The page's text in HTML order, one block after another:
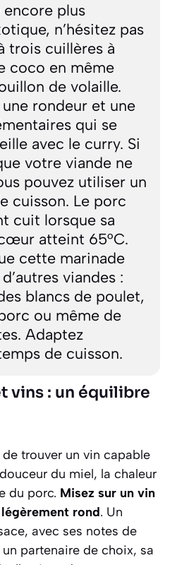
encore plus
n’hésitez pas
trois cuillères à
coco en même
de volaille.
rondeur et une
qui se
avec le curry. Si
votre viande ne
pouvez utiliser un
cuisson. Le porc
cuit lorsque sa
atteint 65°C.
cette marinade
viandes :
blancs de poulet,
ou même de
Adaptez
de cuisson.
vins : un équilibre
trouver un vin capable
du miel, la chaleur
du porc. Misez sur un vin
rond. Un
, avec ses notes de
partenaire de choix, sa